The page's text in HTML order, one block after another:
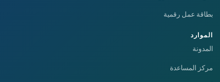
بطاقة عمل رقمية
الموارد
المدونة
مركز المساعدة